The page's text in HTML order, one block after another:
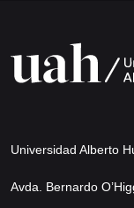
Universidad Alberto
Avda. Bernardo